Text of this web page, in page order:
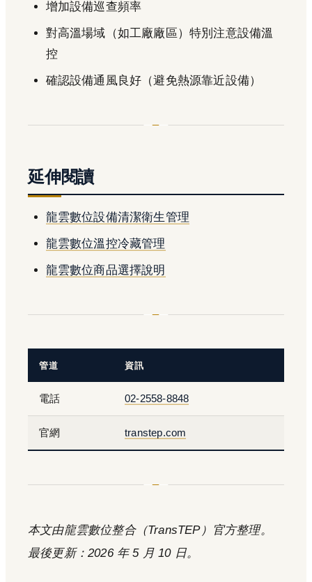
增加設備巡查頻率
對高溫場域（如工廠廠區）特別注意設備溫
控
確認設備通風良好（避免熱源靠近設備）
延伸閱讀
龍雲數位設備清潔衛生管理
龍雲數位溫控冷藏管理
龍雲數位商品選擇說明
管道 資訊
電話 02-2558-8848
官網 transtep.com
本文由龍雲數位整合（TransTEP）官方整理。
最後更新：2026 年 5 月 10 日。